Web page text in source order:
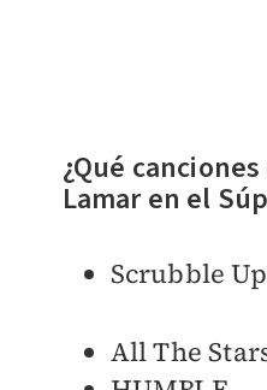
¿Qué
Lamar en el
Scrubble Up
All The